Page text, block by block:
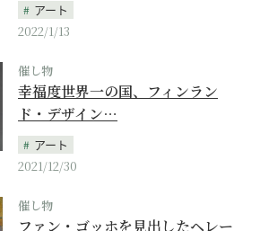
アート
2022/1/13
催し物
幸福度世界一の国、フィンラン
ド・デザイン…
アート
2021/12/30
催し物
ファン・ゴッホを見出したヘレー